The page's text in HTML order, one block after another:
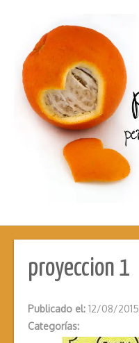
proyeccion 1
Publicado el: 12/08/2015
Categorías: